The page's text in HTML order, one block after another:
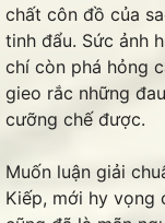
chất côn đồ của
tinh đẩu. Sức ảnh
chí còn phá hỏng
gieo rắc những
cưỡng chế được.
Muốn luận giải
Kiếp, mới hy vọng